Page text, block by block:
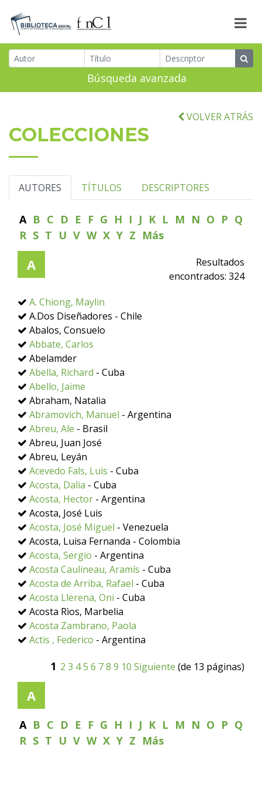
Búsqueda avanzada
VOLVER ATRÁS
COLECCIONES
AUTORES TÍTULOS DESCRIPTORES
A B C D E F G H I J K L M N O P Q
R S T U V W X Y Z Más
A
Resultados
encontrados: 324
A. Chiong, Maylin
A.Dos Diseñadores - Chile
Abalos, Consuelo
Abbate, Carlos
Abelamder
Abella, Richard - Cuba
Abello, Jaime
Abraham, Natalia
Abramovich, Manuel - Argentina
Abreu, Ale - Brasil
Abreu, Juan José
Abreu, Leyán
Acevedo Fals, Luis - Cuba
Acosta, Dalia - Cuba
Acosta, Hector - Argentina
Acosta, José Luis
Acosta, José Miguel - Venezuela
Acosta, Luisa Fernanda - Colombia
Acosta, Sergio - Argentina
Acosta Caulineau, Aramís - Cuba
Acosta de Arriba, Rafael - Cuba
Acosta Llerena, Oni - Cuba
Acosta Rìos, Marbelia
Acosta Zambrano, Paola
Actis , Federico - Argentina
1 2 3 45 6 78 9 10 Siguiente (de 13 páginas)
A
A B C D E F G H I J K L M N O P Q
R S T U V W X Y Z Más